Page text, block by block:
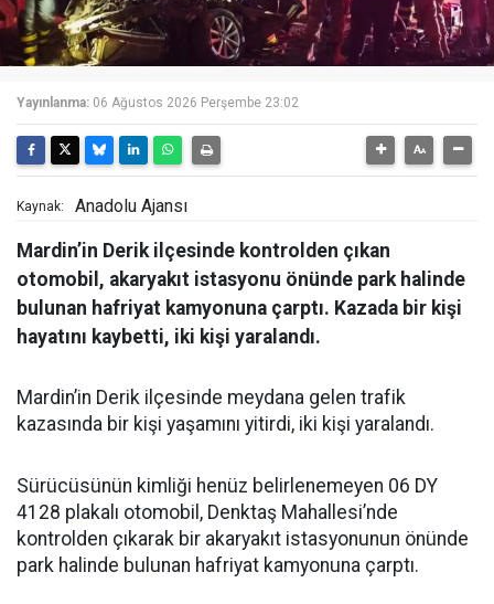
Yayınlanma: 06 Ağustos 2026 Perşembe 23:02
Kaynak: Anadolu Ajansı
Mardin’in Derik ilçesinde kontrolden çıkan
otomobil, akaryakıt istasyonu önünde park halinde
bulunan hafriyat kamyonuna çarptı. Kazada bir kişi
hayatını kaybetti, iki kişi yaralandı.
Mardin’in Derik ilçesinde meydana gelen trafik
kazasında bir kişi yaşamını yitirdi, iki kişi yaralandı.
Sürücüsünün kimliği henüz belirlenemeyen 06 DY
4128 plakalı otomobil, Denktaş Mahallesi’nde
kontrolden çıkarak bir akaryakıt istasyonunun önünde
park halinde bulunan hafriyat kamyonuna çarptı.